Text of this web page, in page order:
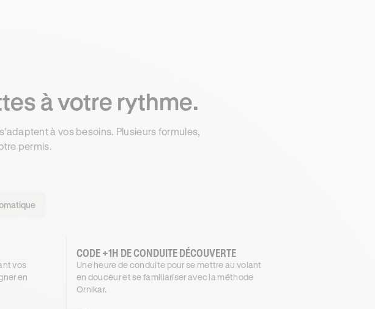
à votre rythme.
à vos besoins. Plusieurs formules,
permis.
vos
en
CODE +1H DE CONDUITE DÉCOUVERTE
Une heure de conduite pour se mettre au volant
en douceur et se familiariser avec la méthode
Ornikar.